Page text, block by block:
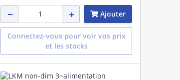
Ajouter
Connectez-vous pour voir vos prix
et les stocks